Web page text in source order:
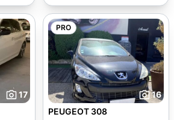
17
PRO
16
PEUGEOT 308